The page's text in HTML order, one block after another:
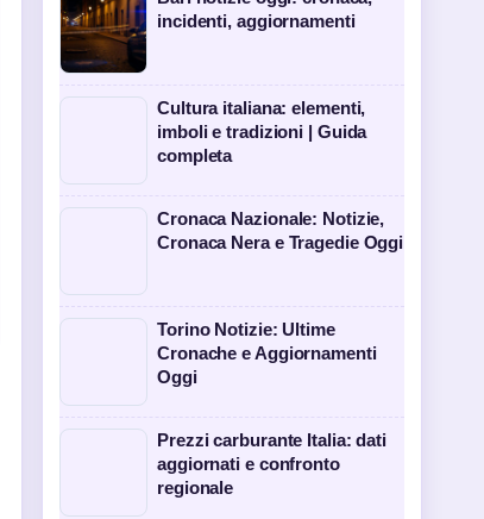
incidenti, aggiornamenti
Cultura italiana: elementi,
imboli e tradizioni | Guida
completa
Cronaca Nazionale: Notizie,
Cronaca Nera e Tragedie Oggi
Torino Notizie: Ultime
Cronache e Aggiornamenti
Oggi
Prezzi carburante Italia: dati
aggiornati e confronto
regionale